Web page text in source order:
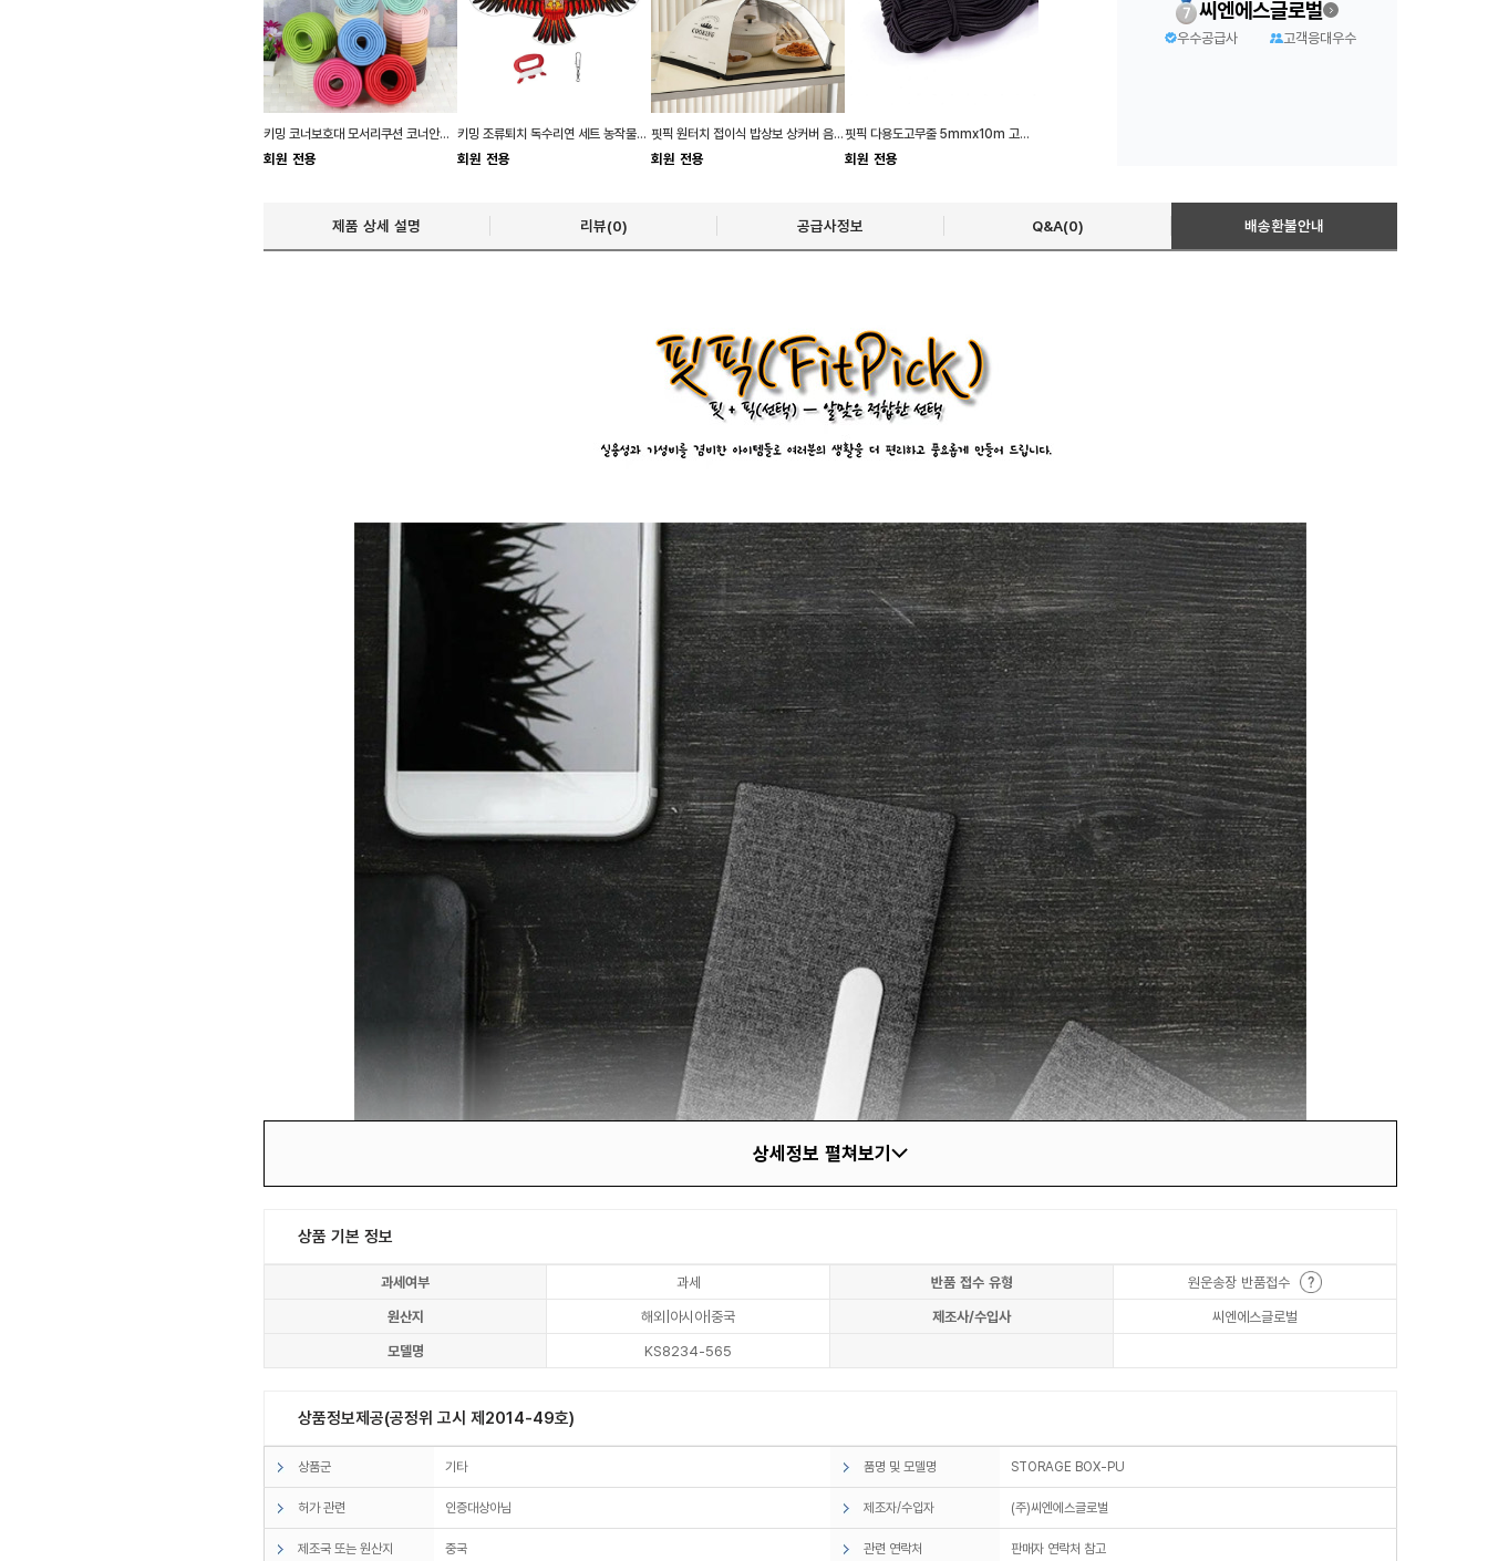
키밍 코너보호대 모서리쿠션 코너안전가드
회원 전용
키밍 조류퇴치 독수리연 세트 농작물보호 새쫓기
회원 전용
핏픽 원터치 접이식 밥상보 상커버 음식덮개 반찬커버
회원 전용
핏픽 다용도고무줄 5mmx10m 고무밴드 부자재 탄력 고무끈
회원 전용
씨엔에스글로벌
우수공급사 고객응대우수
제품 상세 설명 리뷰(0) 공급사정보 Q&A(0) 배송환불안내
상세정보 펼쳐보기
상품 기본 정보
과세여부 과세 반품 접수 유형
원운송장 반품접수
원산지
해외|아시아|중국 제조사/수입사
씨엔에스글로벌
모델명
KS8234-565
상품정보제공(공정위 고시 제2014-49호)
상품군 기타 품명 및 모델명 STORAGE BOX-PU
허가 관련 인증대상아님 제조자/수입자 (주)씨엔에스글로벌
제조국 또는 원산지 중국 관련 연락처 판매자 연락처 참고